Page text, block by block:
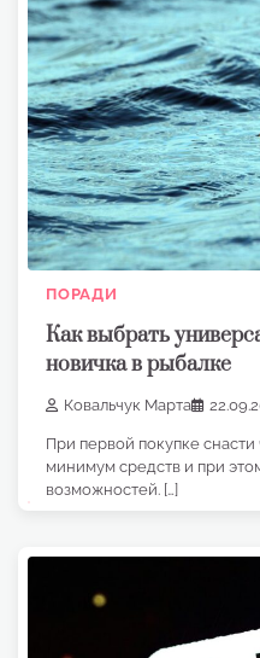
ПОРАДИ
Как выбрать
новичка в рыбалке
Ковальчук Марта
При первой покупке снасти
минимум средств и при
возможностей. […]